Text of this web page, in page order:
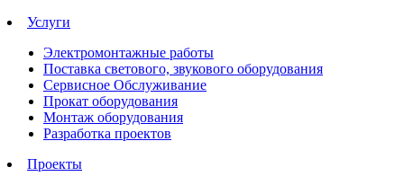
Услуги
Электромонтажные работы
Поставка светового, звукового оборудования
Сервисное Обслуживание
Прокат оборудования
Монтаж оборудования
Разработка проектов
Проекты